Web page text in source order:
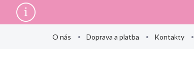
obsah
O nás Doprava a platba Kontakty